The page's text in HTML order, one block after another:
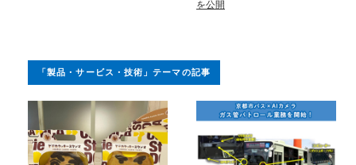
を公開
「製品・サービス・技術」テーマの記事